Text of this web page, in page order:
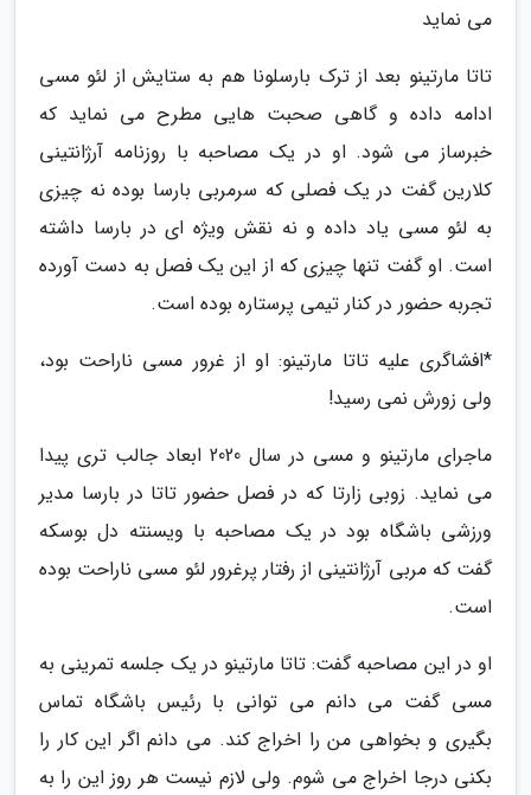
می نماید
تاتا مارتینو بعد از ترک بارسلونا هم به ستایش از لئو مسی
ادامه داده و گاهی صحبت هایی مطرح می نماید که
خبرساز می شود. او در یک مصاحبه با روزنامه آرژانتینی
کلارین گفت در یک فصلی که سرمربی بارسا بوده نه چیزی
به لئو مسی یاد داده و نه نقش ویژه ای در بارسا داشته
است. او گفت تنها چیزی که از این یک فصل به دست آورده
تجربه حضور در کنار تیمی پرستاره بوده است.
*افشاگری علیه تاتا مارتینو: او از غرور مسی ناراحت بود،
ولی زورش نمی رسید!
ماجرای مارتینو و مسی در سال 2020 ابعاد جالب تری پیدا
می نماید. زوبی زارتا که در فصل حضور تاتا در بارسا مدیر
ورزشی باشگاه بود در یک مصاحبه با ویسنته دل بوسکه
گفت که مربی آرژانتینی از رفتار پرغرور لئو مسی ناراحت بوده
است.
او در این مصاحبه گفت: تاتا مارتینو در یک جلسه تمرینی به
مسی گفت می دانم می توانی با رئیس باشگاه تماس
بگیری و بخواهی من را اخراج کند. می دانم اگر این کار را
بکنی درجا اخراج می شوم. ولی لازم نیست هر روز این را به